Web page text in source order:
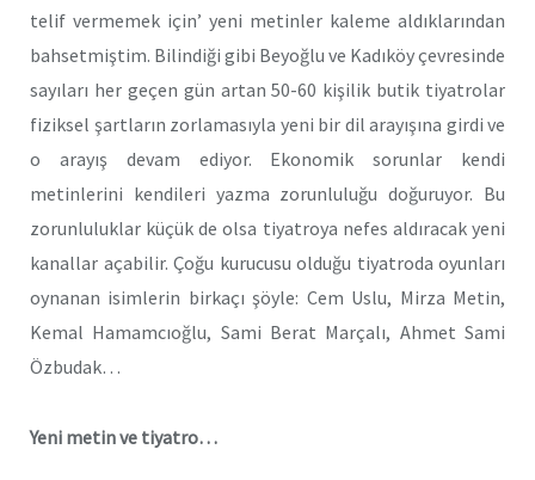
telif vermemek için’ yeni metinler kaleme aldıklarından
bahsetmiştim. Bilindiği gibi Beyoğlu ve Kadıköy çevresinde
sayıları her geçen gün artan 50-60 kişilik butik tiyatrolar
fiziksel şartların zorlamasıyla yeni bir dil arayışına girdi ve
o arayış devam ediyor. Ekonomik sorunlar kendi
metinlerini kendileri yazma zorunluluğu doğuruyor. Bu
zorunluluklar küçük de olsa tiyatroya nefes aldıracak yeni
kanallar açabilir. Çoğu kurucusu olduğu tiyatroda oyunları
oynanan isimlerin birkaçı şöyle: Cem Uslu, Mirza Metin,
Kemal Hamamcıoğlu, Sami Berat Marçalı, Ahmet Sami
Özbudak…
Yeni metin ve tiyatro…